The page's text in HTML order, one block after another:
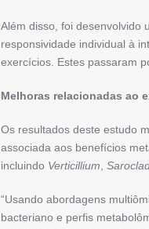
Além disso, foi desenvolvido
responsividade individual à
exercícios. Estes passaram
Melhoras relacionadas ao
Os resultados deste estudo
associada aos benefícios
incluindo Verticillium,
“Usando abordagens
bacteriano e perfis